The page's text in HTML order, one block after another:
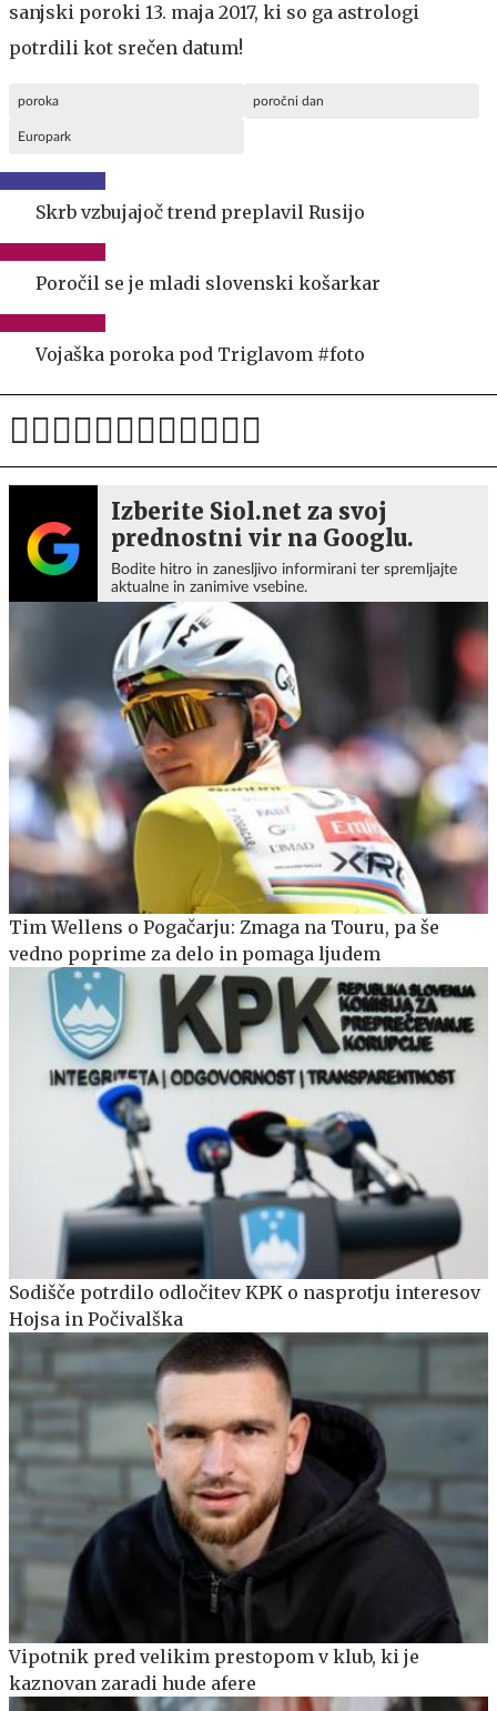
sanjski poroki 13. maja 2017, ki so ga astrologi
potrdili kot srečen datum!
poroka poročni dan
Europark
Skrb vzbujajoč trend preplavil Rusijo
Poročil se je mladi slovenski košarkar
Vojaška poroka pod Triglavom #foto
Izberite Siol.net za svoj
prednostni vir na Googlu.
Bodite hitro in zanesljivo informirani ter spremljajte
aktualne in zanimive vsebine.
Tim Wellens o Pogačarju: Zmaga na Touru, pa še
vedno poprime za delo in pomaga ljudem
Sodišče potrdilo odločitev KPK o nasprotju interesov
Hojsa in Počivalška
Vipotnik pred velikim prestopom v klub, ki je
kaznovan zaradi hude afere